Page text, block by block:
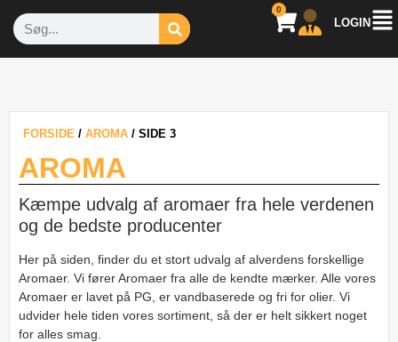
LOGIN
0
FORSIDE / AROMA / SIDE 3
AROMA
Kæmpe udvalg af aromaer fra hele verdenen
og de bedste producenter
Her på siden, finder du et stort udvalg af alverdens forskellige
Aromaer. Vi fører Aromaer fra alle de kendte mærker. Alle vores
Aromaer er lavet på PG, er vandbaserede og fri for olier. Vi
udvider hele tiden vores sortiment, så der er helt sikkert noget
for alles smag.